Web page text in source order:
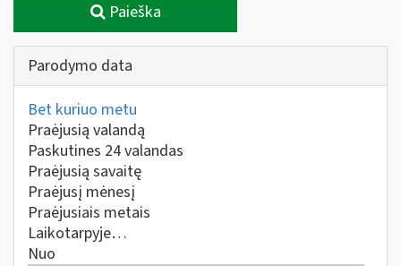
Paieška
Parodymo data
Bet kuriuo metu
Praėjusią valandą
Paskutines 24 valandas
Praėjusią savaitę
Praėjusį mėnesį
Praėjusiais metais
Laikotarpyje…
Nuo